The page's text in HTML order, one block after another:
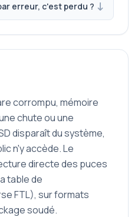
erreur, c'est perdu ?
corrompu, mémoire
chute ou une
disparaît du système,
n'y accède. Le
directe des puces
table de
FTL), sur formats
soudé.